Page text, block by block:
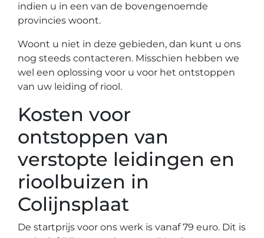
indien u in een van de bovengenoemde
provincies woont.
Woont u niet in deze gebieden, dan kunt u ons
nog steeds contacteren. Misschien hebben we
wel een oplossing voor u voor het ontstoppen
van uw leiding of riool.
Kosten voor
ontstoppen van
verstopte leidingen en
rioolbuizen in
Colijnsplaat
De startprijs voor ons werk is vanaf 79 euro. Dit is